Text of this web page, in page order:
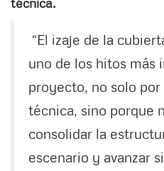
“El izaje de la
uno de los hitos más
proyecto, no solo
técnica, sino porque
consolidar la
escenario y avanzar